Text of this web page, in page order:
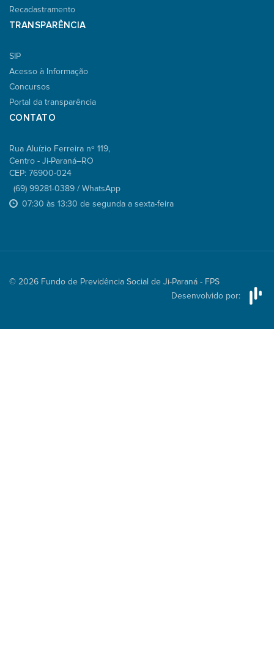
Recadastramento
TRANSPARÊNCIA
SIP
Acesso à Informação
Concursos
Portal da transparência
CONTATO
Rua Aluízio Ferreira nº 119,
Centro - Ji-Paraná–RO
CEP: 76900-024
(69) 99281-0389 / WhatsApp
07:30 às 13:30 de segunda a sexta-feira
© 2026 Fundo de Previdência Social de Ji-Paraná - FPS
Desenvolvido por: